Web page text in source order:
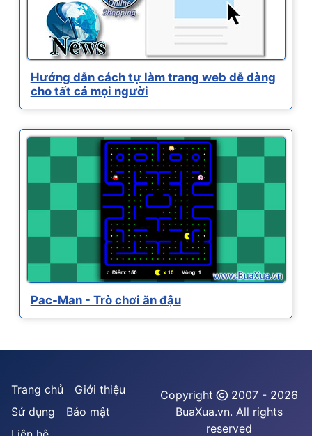
Hướng dẫn cách tự làm trang web dễ dàng
cho tất cả mọi người
Pac-Man - Trò chơi ăn đậu
Trang chủ
Giới thiệu
Sử dụng
Bảo mật
Copyright
2007 - 2026
BuaXua.vn. All rights
reserved